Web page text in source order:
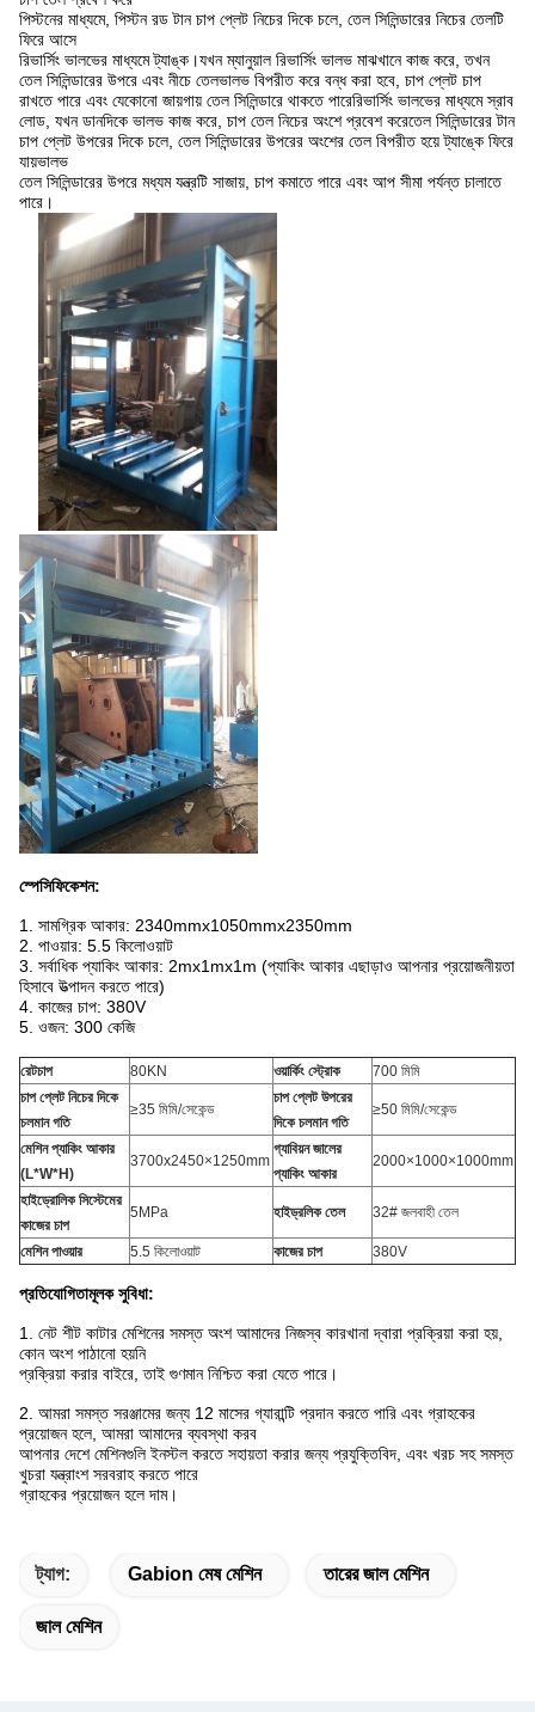
পিস্টনের মাধ্যমে, পিস্টন রড টান চাপ প্লেট নিচের দিকে চলে, তেল সিলিন্ডারের নিচের তেলটি
ফিরে আসে
রিভার্সিং ভালভের মাধ্যমে ট্যাঙ্ক।যখন ম্যানুয়াল রিভার্সিং ভালভ মাঝখানে কাজ করে, তখন
তেল সিলিন্ডারের উপরে এবং নীচে তেলভালভ বিপরীত করে বন্ধ করা হবে, চাপ প্লেট চাপ
রাখতে পারে এবং যেকোনো জায়গায় তেল সিলিন্ডারে থাকতে পারেরিভার্সিং ভালভের মাধ্যমে স্রাব
লোড, যখন ডানদিকে ভালভ কাজ করে, চাপ তেল নিচের অংশে প্রবেশ করেতেল সিলিন্ডারের টান
চাপ প্লেট উপরের দিকে চলে, তেল সিলিন্ডারের উপরের অংশের তেল বিপরীত হয়ে ট্যাঙ্কে ফিরে
যায়ভালভ
তেল সিলিন্ডারের উপরে মধ্যম যন্ত্রটি সাজায়, চাপ কমাতে পারে এবং আপ সীমা পর্যন্ত চালাতে
পারে।
স্পেসিফিকেশন:
1. সামগ্রিক আকার: 2340mmx1050mmx2350mm
2. পাওয়ার: 5.5 কিলোওয়াট
3. সর্বাধিক প্যাকিং আকার: 2mx1mx1m (প্যাকিং আকার এছাড়াও আপনার প্রয়োজনীয়তা
হিসাবে উত্পাদন করতে পারে)
4. কাজের চাপ: 380V
5. ওজন: 300 কেজি
রেটচাপ 80KN ওয়ার্কিং স্ট্রোক
700 মিমি
চাপ প্লেট নিচের দিকে
চলমান গতি
≥35 মিমি/সেকেন্ড
চাপ প্লেট উপরের
দিকে চলমান গতি
≥50 মিমি/সেকেন্ড
মেশিন প্যাকিং আকার
(L*W*H)
3700x2450×1250mm
গ্যাবিয়ন জালের
প্যাকিং আকার
2000×1000×1000mm
হাইড্রোলিক সিস্টেমের
কাজের চাপ
5MPa হাইড্রলিক তেল 32# জলবাহী তেল
মেশিন পাওয়ার 5.5 কিলোওয়াট কাজের চাপ 380V
প্রতিযোগিতামূলক সুবিধা:
1. নেট শীট কাটার মেশিনের সমস্ত অংশ আমাদের নিজস্ব কারখানা দ্বারা প্রক্রিয়া করা হয়,
কোন অংশ পাঠানো হয়নি
প্রক্রিয়া করার বাইরে, তাই গুণমান নিশ্চিত করা যেতে পারে।
2. আমরা সমস্ত সরঞ্জামের জন্য 12 মাসের গ্যারান্টি প্রদান করতে পারি এবং গ্রাহকের
প্রয়োজন হলে, আমরা আমাদের ব্যবস্থা করব
আপনার দেশে মেশিনগুলি ইনস্টল করতে সহায়তা করার জন্য প্রযুক্তিবিদ, এবং খরচ সহ সমস্ত
খুচরা যন্ত্রাংশ সরবরাহ করতে পারে
গ্রাহকের প্রয়োজন হলে দাম।
ট্যাগ: Gabion মেষ মেশিন তারের জাল মেশিন
জাল মেশিন